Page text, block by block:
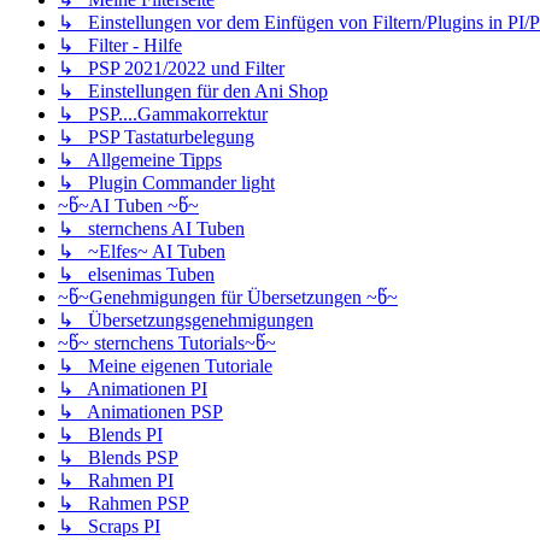
↳ Einstellungen vor dem Einfügen von Filtern/Plugins in PI/
↳ Filter - Hilfe
↳ PSP 2021/2022 und Filter
↳ Einstellungen für den Ani Shop
↳ PSP....Gammakorrektur
↳ PSP Tastaturbelegung
↳ Allgemeine Tipps
↳ Plugin Commander light
~წ~AI Tuben ~წ~
↳ sternchens AI Tuben
↳ ~Elfes~ AI Tuben
↳ elsenimas Tuben
~წ~Genehmigungen für Übersetzungen ~წ~
↳ Übersetzungsgenehmigungen
~წ~ sternchens Tutorials~წ~
↳ Meine eigenen Tutoriale
↳ Animationen PI
↳ Animationen PSP
↳ Blends PI
↳ Blends PSP
↳ Rahmen PI
↳ Rahmen PSP
↳ Scraps PI